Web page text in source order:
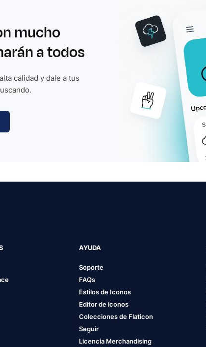
mucho
a todos
calidad y dale a tus
AYUDA
Soporte
FAQs
Estilos de Iconos
Editor de iconos
Colecciones de Flaticon
Seguir
Licencia Merchandising